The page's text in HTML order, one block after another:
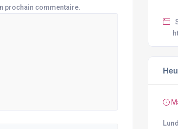
prochain commentaire.